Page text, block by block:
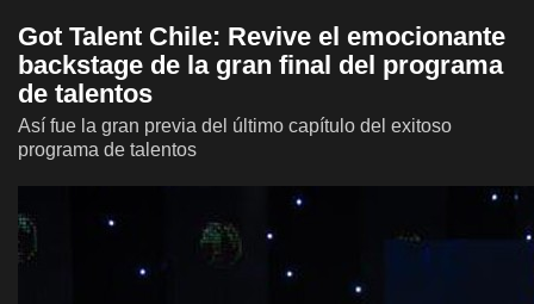
Got Talent Chile: Revive el emocionante
backstage de la gran final del programa
de talentos
Así fue la gran previa del último capítulo del exitoso
programa de talentos